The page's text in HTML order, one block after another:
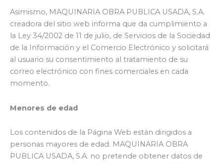
Asimismo, MAQUINARIA OBRA PUBLICA USADA, S.A.
creadora del sitio web informa que da cumplimiento a
la Ley 34/2002 de 11 de julio, de Servicios de la Sociedad
de la Información y el Comercio Electrónico y solicitará
al usuario su consentimiento al tratamiento de su
correo electrónico con fines comerciales en cada
momento.
Menores de edad
Los contenidos de la Página Web están dirigidos a
personas mayores de edad. MAQUINARIA OBRA
PUBLICA USADA, S.A. no pretende obtener datos de